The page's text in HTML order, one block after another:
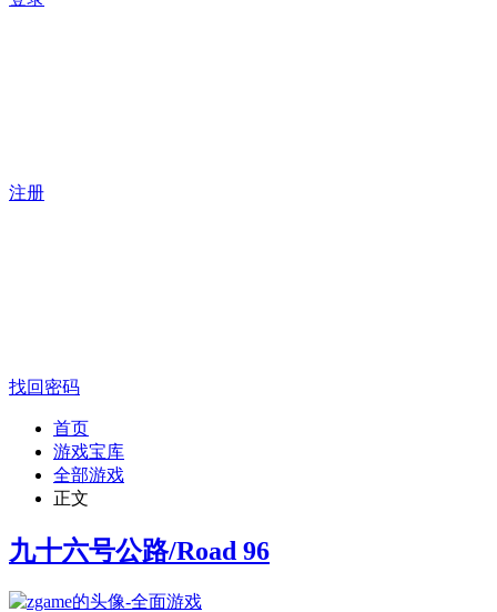
注册
找回密码
首页
游戏宝库
全部游戏
正文
九十六号公路/Road 96